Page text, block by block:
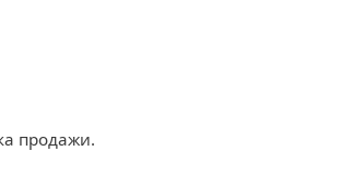
продажи.